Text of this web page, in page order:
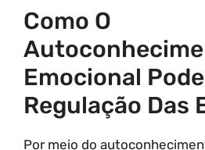
Como O
Emocional
Regulação Das
Por meio do